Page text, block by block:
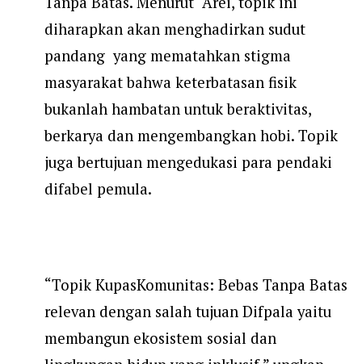
diharapkan akan menghadirkan sudut
pandang yang mematahkan stigma
masyarakat bahwa keterbatasan fisik
bukanlah hambatan untuk beraktivitas,
berkarya dan mengembangkan hobi. Topik
juga bertujuan mengedukasi para pendaki
difabel pemula.
“Topik KupasKomunitas: Bebas Tanpa Batas
relevan dengan salah tujuan Difpala yaitu
membangun ekosistem sosial dan